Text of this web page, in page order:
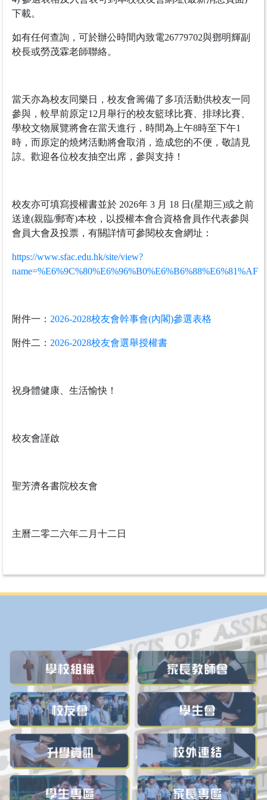
下載。
如有任何查詢，可於辦公時間內致電26779702與鄧明輝副
校長或勞茂霖老師聯絡。
當天亦為校友同樂日，校友會籌備了多項活動供校友一同
參與，較早前原定12月舉行的校友籃球比賽、排球比賽、
學校文物展覽將會在當天進行，時間為上午8時至下午1
時，而原定的燒烤活動將會取消，造成您的不便，敬請見
諒。歡迎各位校友抽空出席，參與支持！
校友亦可填寫授權書並於 2026年 3 月 18 日(星期三)或之前
送達(親臨/郵寄)本校，以授權本會合資格會員作代表參與
會員大會及投票，有關詳情可參閱校友會網址：
https://www.sfac.edu.hk/site/view?
name=%E6%9C%80%E6%96%B0%E6%B6%88%E6%81%AF
附件一： 2026-2028校友會幹事會(內閣)參選表格
附件二： 2026-2028校友會選舉授權書
祝身體健康、生活愉快！
校友會謹啟
聖芳濟各書院校友會
主曆二零二六年二月十二日